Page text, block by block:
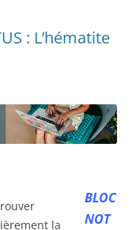
: L’hématite
BLOC
NOT